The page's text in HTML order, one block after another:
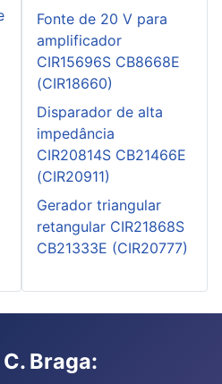
Fonte de 20 V para
amplificador
CIR15696S CB8668E
(CIR18660)
Disparador de alta
impedância
CIR20814S CB21466E
(CIR20911)
Gerador triangular
retangular CIR21868S
CB21333E (CIR20777)
Braga: